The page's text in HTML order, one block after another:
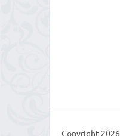
Copyright 2026